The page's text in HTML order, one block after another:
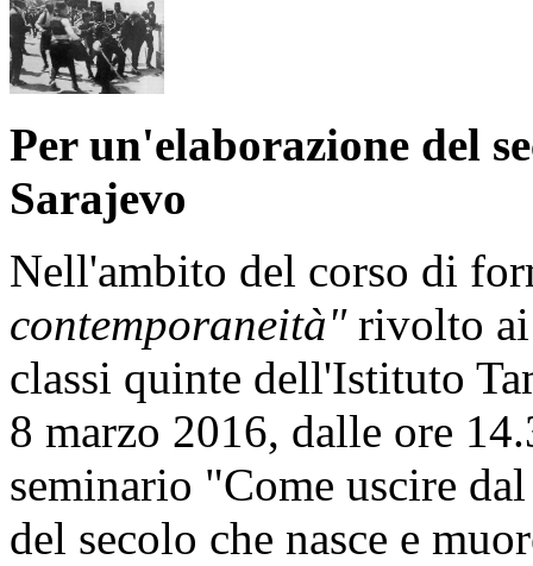
Per un'elaborazione del
Sarajevo
Nell'ambito del corso di
contemporaneità"rivolto ai
classi quinte dell'Istituto
8 marzo 2016, dalle ore
seminario "Come uscire
del secolo che nasce e